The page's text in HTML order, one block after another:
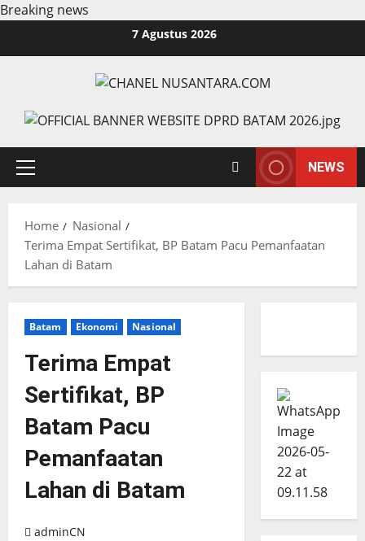
Breaking news
7 Agustus 2026
Primary
NEWS
Home
Nasional
Terima Empat Sertifikat, BP Batam Pacu Pemanfaatan
Lahan di Batam
Batam Ekonomi Nasional
Terima Empat
Sertifikat, BP
Batam Pacu
Pemanfaatan
Lahan di Batam
adminCN